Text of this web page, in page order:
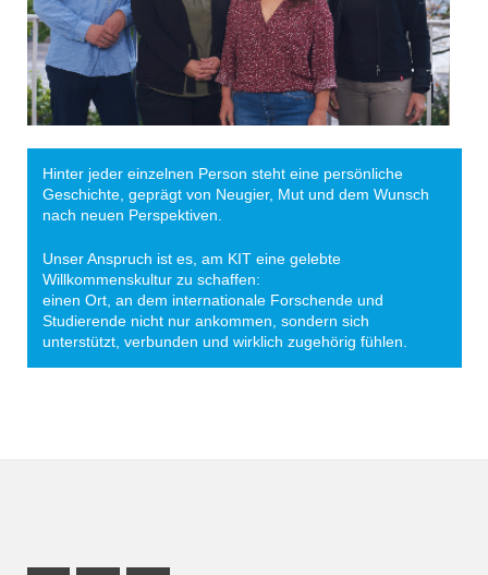
Hinter jeder einzelnen Person steht eine persönliche
Geschichte, geprägt von Neugier, Mut und dem Wunsch
nach neuen Perspektiven.
Unser Anspruch ist es, am KIT eine gelebte
Willkommenskultur zu schaffen:
einen Ort, an dem internationale Forschende und
Studierende nicht nur ankommen, sondern sich
unterstützt, verbunden und wirklich zugehörig fühlen.